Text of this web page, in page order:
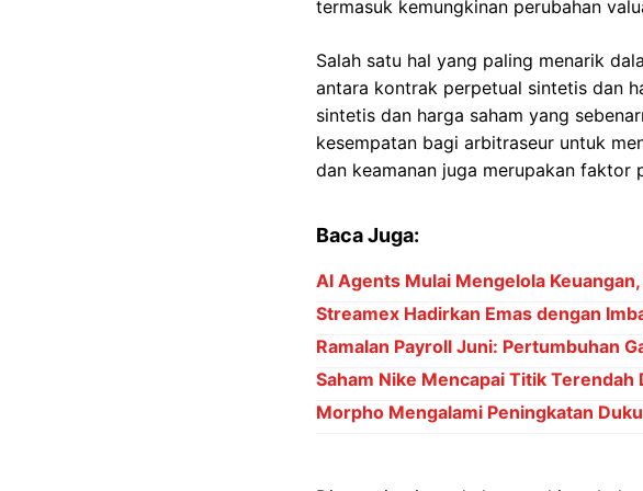
termasuk kemungkinan perubahan
Salah satu hal yang paling menarik
antara kontrak perpetual sintetis dan
sintetis dan harga saham yang
kesempatan bagi arbitraseur untuk
dan keamanan juga merupakan
Baca Juga:
AI Agents Mulai Mengelola
Streamex Hadirkan Emas dengan
Ramalan Payroll Juni: Pertumbuhan
Saham Nike Mencapai Titik Terendah
Morpho Mengalami Peningkatan